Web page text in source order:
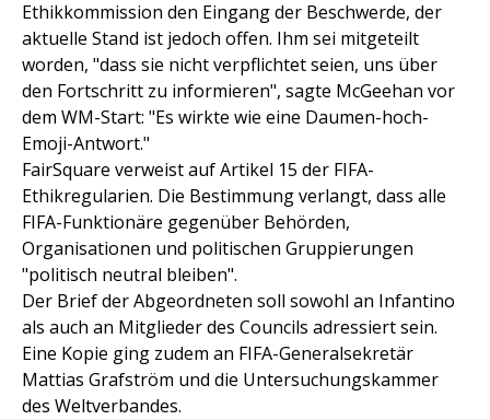
Ethikkommission den Eingang der Beschwerde, der
aktuelle Stand ist jedoch offen. Ihm sei mitgeteilt
worden, "dass sie nicht verpflichtet seien, uns über
den Fortschritt zu informieren", sagte McGeehan vor
dem WM-Start: "Es wirkte wie eine Daumen-hoch-
Emoji-Antwort."
FairSquare verweist auf Artikel 15 der FIFA-
Ethikregularien. Die Bestimmung verlangt, dass alle
FIFA-Funktionäre gegenüber Behörden,
Organisationen und politischen Gruppierungen
"politisch neutral bleiben".
Der Brief der Abgeordneten soll sowohl an Infantino
als auch an Mitglieder des Councils adressiert sein.
Eine Kopie ging zudem an FIFA-Generalsekretär
Mattias Grafström und die Untersuchungskammer
des Weltverbandes.